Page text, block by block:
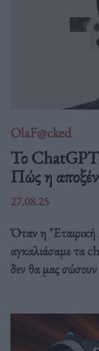
OlaF@cked
Το ChatGPT
Πώς η
27.08.25
Όταν η "Εταιρική
αγκαλιάσαμε τα
δεν θα μας